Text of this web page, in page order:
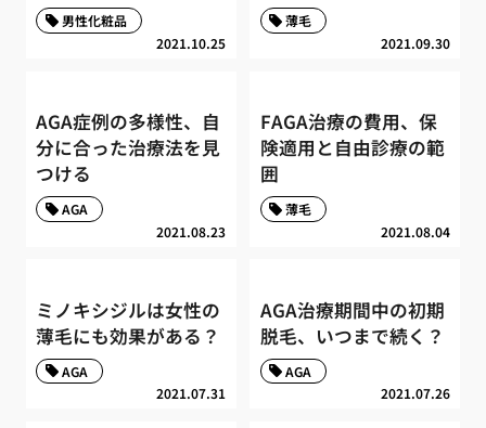
2021.10.25
男性化粧品
2021.09.30
薄毛
AGA症例の多様性、自
分に合った治療法を見
つける
2021.08.23
AGA
FAGA治療の費用、保
険適用と自由診療の範
囲
2021.08.04
薄毛
ミノキシジルは女性の
薄毛にも効果がある？
2021.07.31
AGA
AGA治療期間中の初期
脱毛、いつまで続く？
2021.07.26
AGA